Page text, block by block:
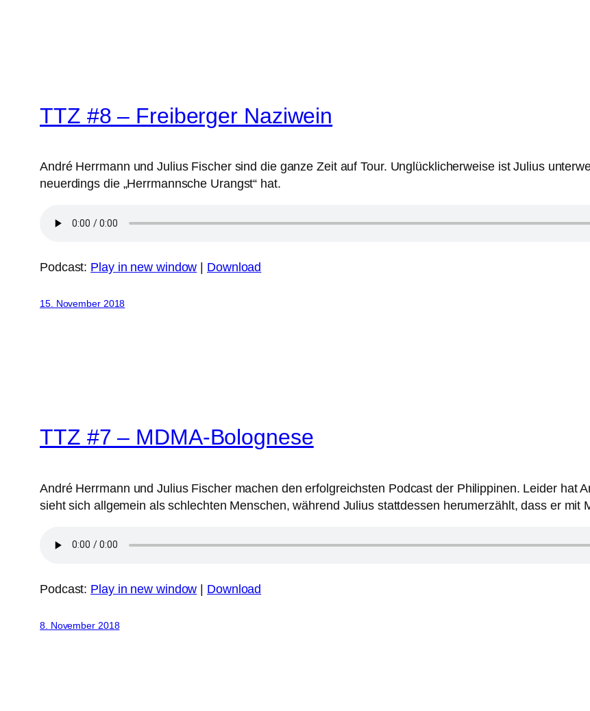
TTZ #8 – Freiberger Naziwein
André Herrmann und Julius Fischer sind die ganze Zeit auf Tour. Unglücklicherweise ist Julius
neuerdings die „Herrmannsche Urangst“ hat.
Podcast: Play in new window Download
15. November 2018
TTZ #7 – MDMA-Bolognese
André Herrmann und Julius Fischer machen den erfolgreichsten Podcast der Philippinen. Leider hat
sieht sich allgemein als schlechten Menschen, während Julius stattdessen herumerzählt, dass er mit
Podcast: Play in new window | Download
8. November 2018